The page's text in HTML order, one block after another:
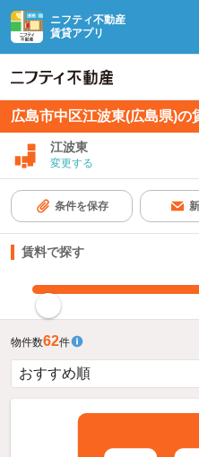
ニフティ不動産
賃貸アプリ
広島市中区江波東(広島県)の
江波東
変更する
条件を保存
賃料で探す
物件数62件